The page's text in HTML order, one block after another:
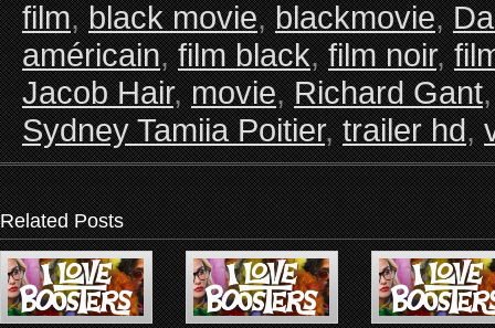
film,black movie,blackmovie,
américain,film black,film noir,
Jacob Hair,movie,Richard Gant
Sydney Tamiia Poitier,trailer hd,
Related Posts